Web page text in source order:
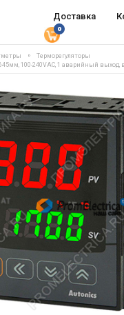
Доставка
0
Терморегуляторы
100-240VAC, 1 аварийный выход,